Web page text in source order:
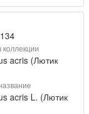
acris (Лютик
acris L. (Лютик